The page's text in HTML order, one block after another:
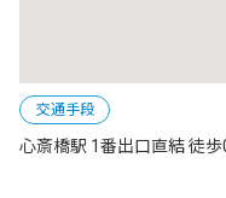
交通手段
心斎橋駅 1番出口直結 徒